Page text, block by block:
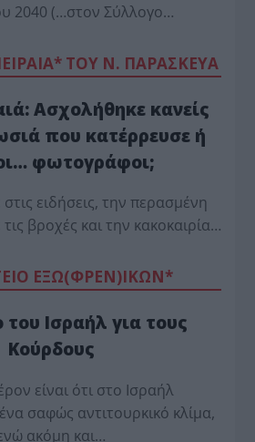
2040 (…στον Σύλλογο…
ΤΟΥ Ν. ΠΑΡΑΣΚΕΥΑ
Ασχολήθηκε κανείς
που κατέρρευσε ή
φωτογράφοι;
ειδήσεις, την περασμένη
βροχές και την κακοκαιρία…
ΕΞΩ(ΦΡΕΝ)ΙΚΩΝ*
του Ισραήλ για τους
Κούρδους
είναι ότι στο Ισραήλ
σαφώς αντιτουρκικό κλίμα,
ακόμη και…